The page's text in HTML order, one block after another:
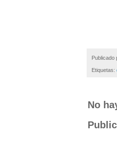
Publicado
Etiquetas:
No